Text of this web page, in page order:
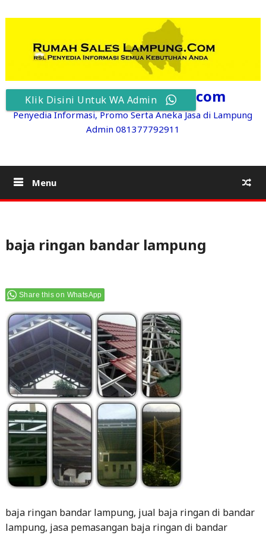
content
RumahSalesLampung.com
Penyedia Informasi, Promo Serta Aneka Jasa di Lampung
Admin 081377792911
Menu
baja ringan bandar lampung
Share this on WhatsApp
baja ringan bandar lampung, jual baja ringan di bandar
lampung, jasa pemasangan baja ringan di bandar
Klik Disini Untuk WA Admin